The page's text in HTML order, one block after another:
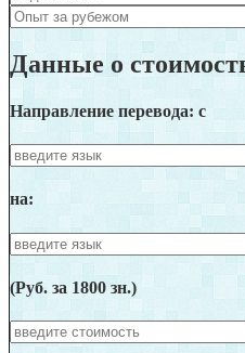
Данные о
Направление перевода: c
на:
(Руб. за 1800 зн.)